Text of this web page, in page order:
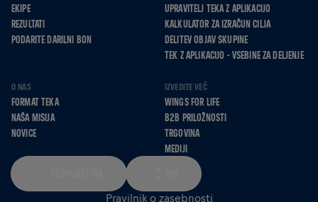
EKIPE
REZULTATI
PODARITE DARILNI BON
UPRAVITELJ TEKA Z APLIKACIJO
KALKULATOR ZA IZRAČUN CILJA
DELITEV OBJAV SKUPINE
TEK Z APLIKACIJO - VSEBINE ZA DELJENJE
O NAS
FORMAT TEKA
NAŠA MISIJA
NOVICE
IZVEDITE VEČ
WINGS FOR LIFE
B2B PRILOŽNOSTI
TRGOVINA
MEDIJI
Pravilnik o zasebnosti